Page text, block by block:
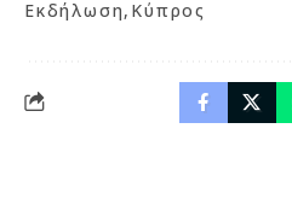
Εκδήλωση Κύπρος